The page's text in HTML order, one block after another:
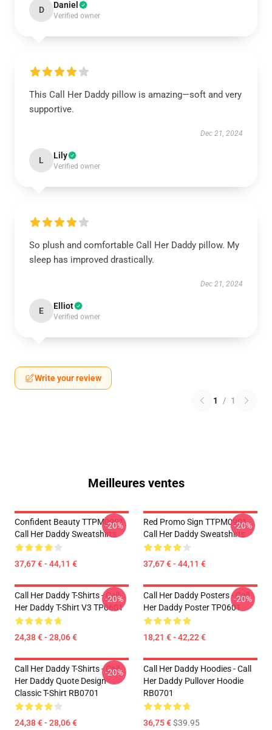
D Daniel
Verified owner
This Call Her Daddy pillow is amazing—soft and very
supportive.
Dec 21, 2024
L Lily
Verified owner
So plush and comfortable Call Her Daddy pillow. My
sleep has improved drastically.
Dec 21, 2024
E Elliot
Verified owner
Write your review
1 / 1
Meilleures ventes
Confident Beauty TTPM0901
Call Her Daddy Sweatshirts
37,67 € - 44,11 €
-20%
Red Promo Sign TTPM0901
Call Her Daddy Sweatshirts
37,67 € - 44,11 €
-20%
Call Her Daddy T-Shirts - Call
Her Daddy T-Shirt V3 TP0601
24,38 € - 28,06 €
-20%
Call Her Daddy Posters - Call
Her Daddy Poster TP0601
18,21 € - 42,22 €
-20%
Call Her Daddy T-Shirts - Call
Her Daddy Quote Design
Classic T-Shirt RB0701
24,38 € - 28,06 €
-20%
Call Her Daddy Hoodies - Call
Her Daddy Pullover Hoodie
RB0701
36,75 €$39.95